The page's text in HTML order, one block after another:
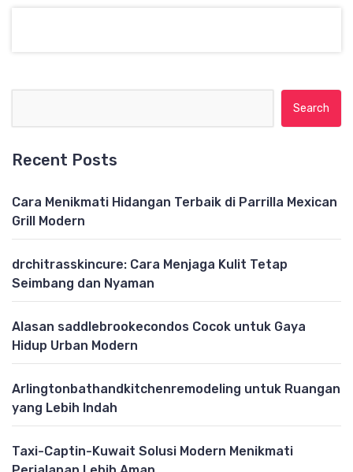
Recent Posts
Cara Menikmati Hidangan Terbaik di Parrilla Mexican
Grill Modern
drchitrasskincure: Cara Menjaga Kulit Tetap
Seimbang dan Nyaman
Alasan saddlebrookecondos Cocok untuk Gaya
Hidup Urban Modern
Arlingtonbathandkitchenremodeling untuk Ruangan
yang Lebih Indah
Taxi-Captin-Kuwait Solusi Modern Menikmati